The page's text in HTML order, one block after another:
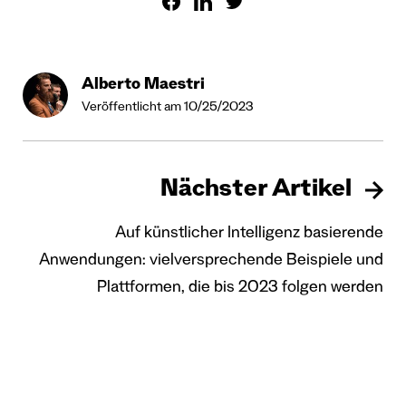
Alberto Maestri
Veröffentlicht am 10/25/2023
Nächster Artikel
Auf künstlicher Intelligenz basierende
Anwendungen: vielversprechende Beispiele und
Plattformen, die bis 2023 folgen werden